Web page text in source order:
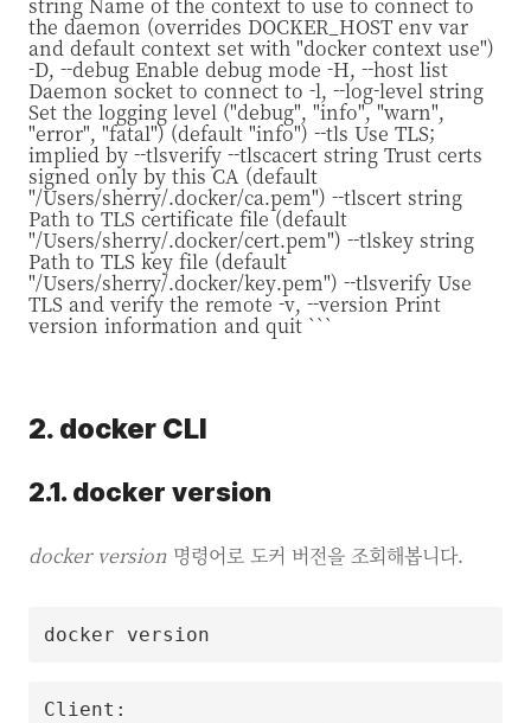
the daemon (overrides DOCKER_HOST env var
and default context set with "docker context use")
-D, --debug Enable debug mode -H, --host list
Daemon socket to connect to -l, --log-level string
Set the logging level ("debug", "info", "warn",
"error", "fatal") (default "info") --tls Use TLS;
implied by --tlsverify --tlscacert string Trust certs
signed only by this CA (default
"/Users/sherry/.docker/ca.pem") --tlscert string
Path to TLS certificate file (default
"/Users/sherry/.docker/cert.pem") --tlskey string
Path to TLS key file (default
"/Users/sherry/.docker/key.pem") --tlsverify Use
TLS and verify the remote -v, --version Print
version information and quit ```
2. docker CLI
2.1. docker version
docker version 명령어로 도커 버전을 조회해봅니다.
Client: